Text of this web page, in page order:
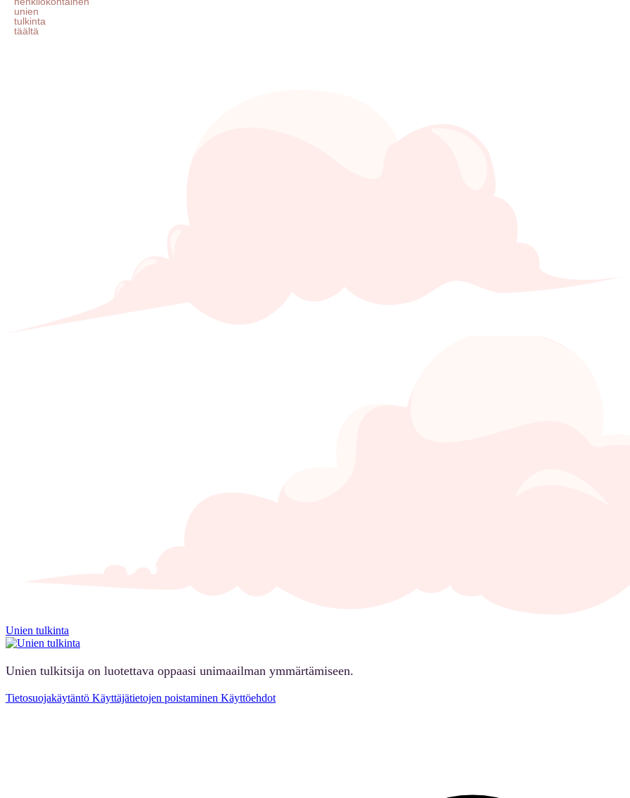
Unien tulkinta
Unien tulkitsija on luotettava oppaasi unimaailman ymmärtämiseen.
Tietosuojakäytäntö Käyttäjätietojen poistaminen Käyttöehdot